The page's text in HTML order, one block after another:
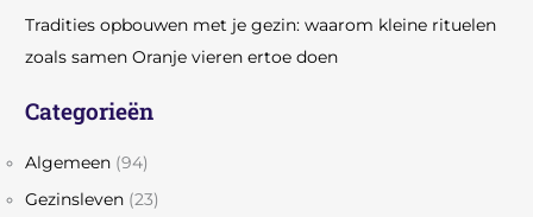
Tradities opbouwen met je gezin: waarom kleine rituelen
zoals samen Oranje vieren ertoe doen
Categorieën
Algemeen (94)
Gezinsleven (23)